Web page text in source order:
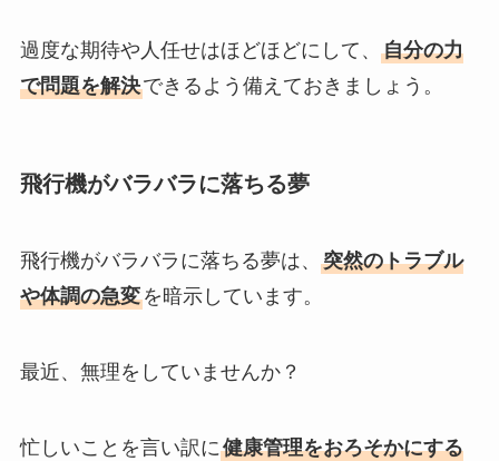
過度な期待や人任せはほどほどにして、 自分の力
で問題を解決できるよう備えておきましょう。
飛行機がバラバラに落ちる夢
飛行機がバラバラに落ちる夢は、 突然のトラブル
や体調の急変を暗示しています。
最近、無理をしていませんか？
忙しいことを言い訳に健康管理をおろそかにする